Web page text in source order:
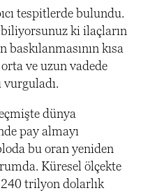
tespitlerde bulundu.
ki ilaçların
kısa
ve uzun vadede
dünya
pay almayı
bu oran yeniden
Küresel ölçekte
trilyon dolarlık